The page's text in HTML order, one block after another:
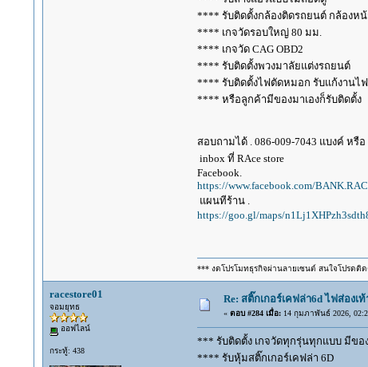
**** รับติดตั้งกล้องติดรถยนต์ กล้องหน้
**** เกจวัดรอบใหญ่ 80 มม.
**** เกจวัด CAG OBD2
**** รับติดตั้งพวงมาลัยแต่งรถยนต์
**** รับติดตั้งไฟตัดหมอก รับแก้งานไ
**** หรือลูกค้ามีของมาเองก็รับติดตั้ง
สอบถามได้ . 086-009-7043 แบงค์ หรือ
inbox ที่ RAce store
Facebook.
https://www.facebook.com/
แผนทีร้าน .
https://goo.gl/maps/
*** งดโปรโมทธุรกิจผ่านลายเซนต์ สนใจโปรดติ
racestore01
จอมยุทธ
ออฟไลน์
กระทู้: 438
Re: สติ๊กเกอร์เคฟล่า6d ไฟส่องเ
« ตอบ #284 เมื่อ:14 กุมภาพันธ์ 2026,
*** รับติดตั้ง เกจวัดทุกรุ่นทุกแบบ มีขอ
**** รับหุ้มสติ๊กเกอร์เคฟล่า 6D